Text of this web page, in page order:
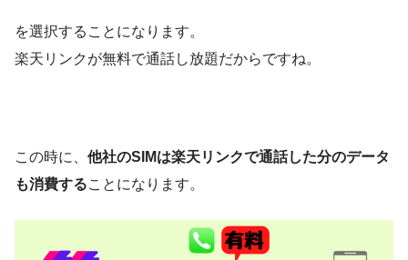
を選択することになります。
楽天リンクが無料で通話し放題だからですね。
この時に、 他社のSIMは楽天リンクで通話した分のデータ
も消費することになります。